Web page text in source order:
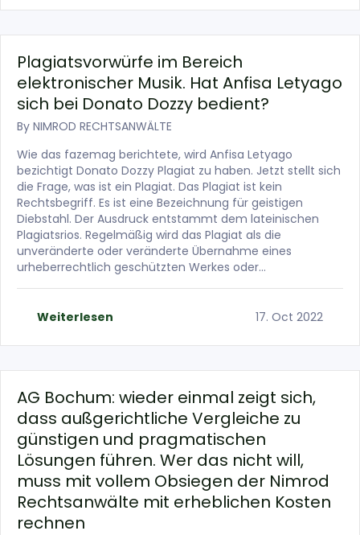
Plagiatsvorwürfe im Bereich
elektronischer Musik. Hat Anfisa Letyago
sich bei Donato Dozzy bedient?
By NIMROD RECHTSANWÄLTE
Wie das fazemag berichtete, wird Anfisa Letyago
bezichtigt Donato Dozzy Plagiat zu haben. Jetzt stellt sich
die Frage, was ist ein Plagiat. Das Plagiat ist kein
Rechtsbegriff. Es ist eine Bezeichnung für geistigen
Diebstahl. Der Ausdruck entstammt dem lateinischen
Plagiatsrios. Regelmäßig wird das Plagiat als die
unveränderte oder veränderte Übernahme eines
urheberrechtlich geschützten Werkes oder…
Weiterlesen 17. Oct 2022
AG Bochum: wieder einmal zeigt sich,
dass außgerichtliche Vergleiche zu
günstigen und pragmatischen
Lösungen führen. Wer das nicht will,
muss mit vollem Obsiegen der Nimrod
Rechtsanwälte mit erheblichen Kosten
rechnen